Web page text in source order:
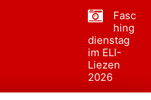
Fasc
hing
dienstag
im ELI-
Liezen
2026